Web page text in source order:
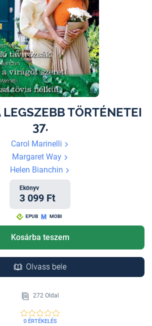
TÖRTÉNETEI
37.
Carol Marinelli
Margaret Way
Helen Bianchin
Ekönyv
3 099 Ft
EPUB MOBI
Kosárba teszem
Olvass bele
272 Oldal
0 ÉRTÉKELÉS